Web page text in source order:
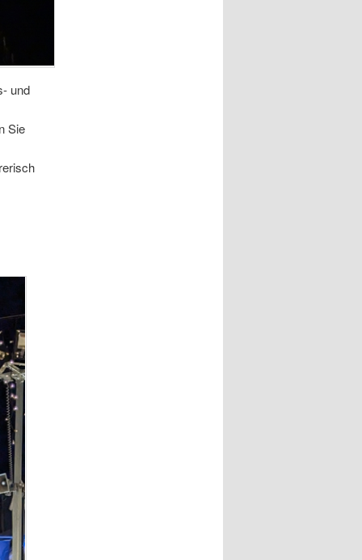
und
Sie